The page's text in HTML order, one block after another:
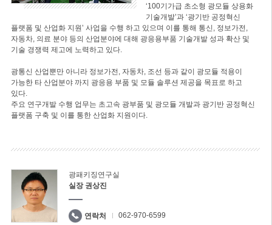
‘100기가급 초소형 광모듈 상용화
기술개발’과 ‘광기반 공정혁신
플랫폼 및 산업화 지원’ 사업을 수행 하고 있으며 이를 통해 통신, 정보가전,
자동차, 의료 분야 등의 산업분야에 대해 광응용부품 기술개발 성과 확산 및
기술 경쟁력 제고에 노력하고 있다.
광통신 산업뿐만 아니라 정보가전, 자동차, 조선 등과 같이 광모듈 적용이
가능한 타 산업분야 까지 광응용 부품 및 모듈 솔루션 제공을 목표로 하고
있다.
주요 연구개발 수행 업무는 초고속 광부품 및 광모듈 개발과 광기반 공정혁신
플랫폼 구축 및 이를 통한 산업화 지원이다.
광패키징연구실
실장 권상진
연락처 062-970-6599